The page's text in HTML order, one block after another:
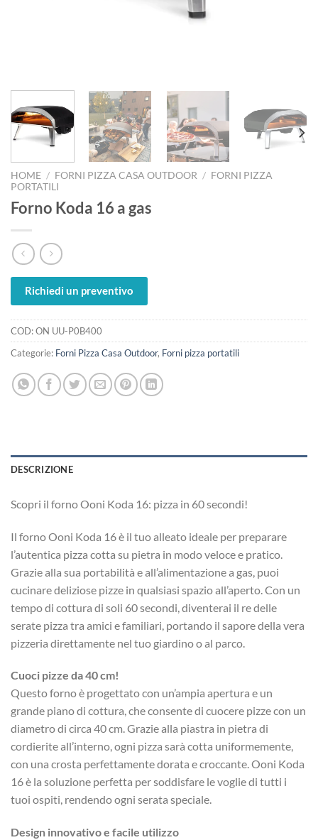
HOME / FORNI PIZZA CASA OUTDOOR / FORNI PIZZA
PORTATILI
Forno Koda 16 a gas
Richiedi un preventivo
COD:ON UU-P0B400
Categorie: Forni Pizza Casa Outdoor, Forni pizza portatili
DESCRIZIONE
Scopri il forno Ooni Koda 16: pizza in 60 secondi!
Il forno Ooni Koda 16 è il tuo alleato ideale per preparare
l’autentica pizza cotta su pietra in modo veloce e pratico.
Grazie alla sua portabilità e all’alimentazione a gas, puoi
cucinare deliziose pizze in qualsiasi spazio all’aperto. Con un
tempo di cottura di soli 60 secondi, diventerai il re delle
serate pizza tra amici e familiari, portando il sapore della vera
pizzeria direttamente nel tuo giardino o al parco.
Cuoci pizze da 40 cm!
Questo forno è progettato con un’ampia apertura e un
grande piano di cottura, che consente di cuocere pizze con un
diametro di circa 40 cm. Grazie alla piastra in pietra di
cordierite all’interno, ogni pizza sarà cotta uniformemente,
con una crosta perfettamente dorata e croccante. Ooni Koda
16 è la soluzione perfetta per soddisfare le voglie di tutti i
tuoi ospiti, rendendo ogni serata speciale.
Design innovativo e facile utilizzo